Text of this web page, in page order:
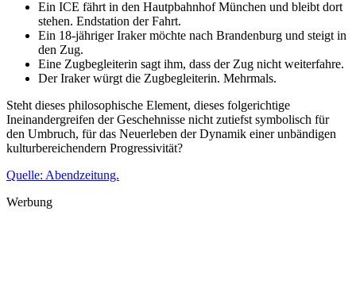
Ein ICE fährt in den Hautpbahnhof München und bleibt dort
stehen. Endstation der Fahrt.
Ein 18-jähriger Iraker möchte nach Brandenburg und steigt in
den Zug.
Eine Zugbegleiterin sagt ihm, dass der Zug nicht weiterfahre.
Der Iraker würgt die Zugbegleiterin. Mehrmals.
Steht dieses philosophische Element, dieses folgerichtige
Ineinandergreifen der Geschehnisse nicht zutiefst symbolisch für
den Umbruch, für das Neuerleben der Dynamik einer unbändigen
kulturbereichendern Progressivität?
Quelle: Abendzeitung.
Werbung